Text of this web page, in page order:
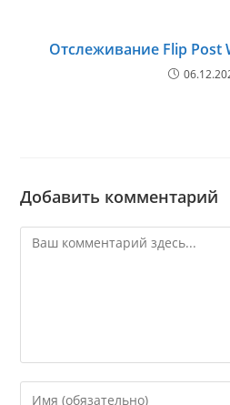
Отслеживание Flip Post
Добавить комментарий
Комментарий
Введите